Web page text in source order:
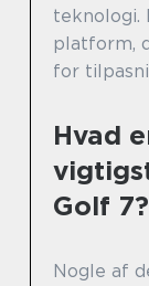
teknologi.
platform,
for
Hvad
Golf 7?
Nogle af